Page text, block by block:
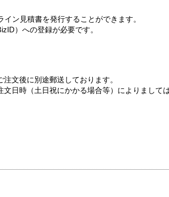
ン見積書を発行することができます。
）への登録が必要です。
文後に別途郵送しております。
日時（土日祝にかかる場合等）によりまして